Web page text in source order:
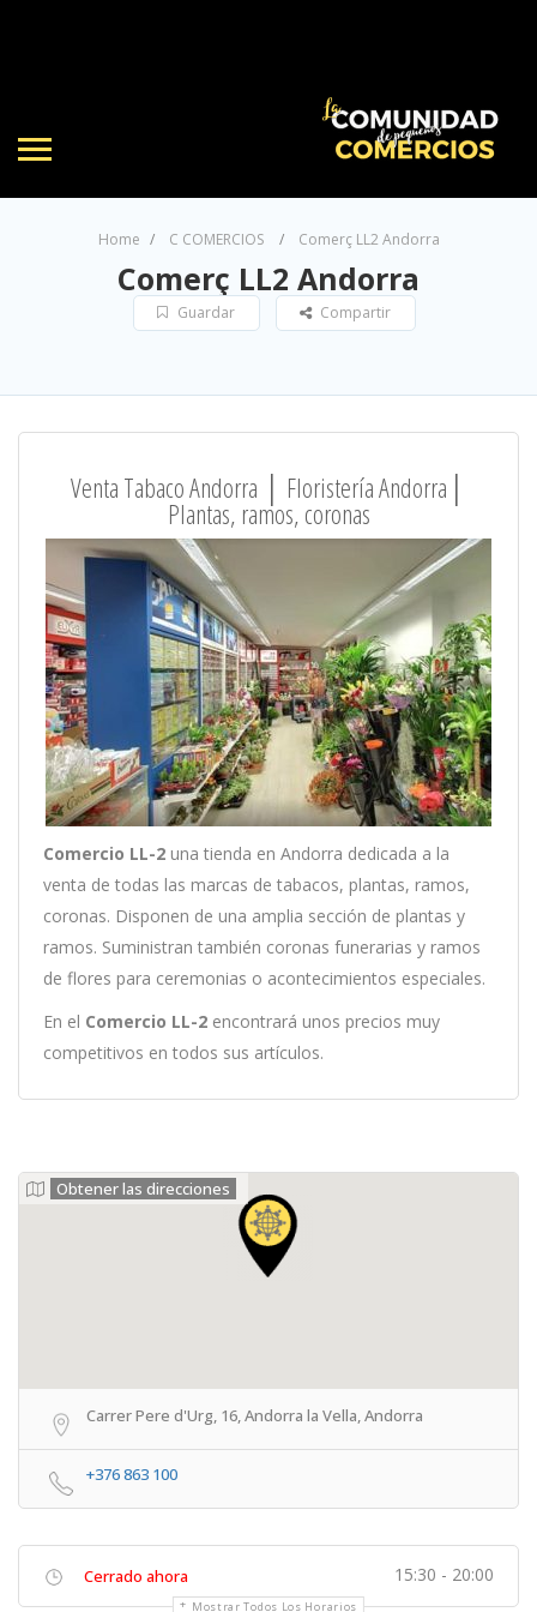
Home C COMERCIOS Comerç LL2 Andorra
Comerç LL2 Andorra
Guardar Compartir
Venta Tabaco Andorra │ Floristería Andorra│
Plantas, ramos, coronas
Comercio LL-2 una tienda en Andorra dedicada a la
venta de todas las marcas de tabacos, plantas, ramos,
coronas. Disponen de una amplia sección de plantas y
ramos. Suministran también coronas funerarias y ramos
de flores para ceremonias o acontecimientos especiales.
En el Comercio LL-2 encontrará unos precios muy
competitivos en todos sus artículos.
Obtener las direcciones
Carrer Pere d'Urg, 16, Andorra la Vella, Andorra
+376 863 100
Cerrado ahora 15:30 - 20:00
Mostrar Todos Los Horarios